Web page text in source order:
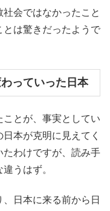
会ではなかったこと
は驚きだったようで
っていった日本
ことが、事実としてい
本が克明に見えてく
たわけですが、読み手
うはず。
日本に来る前から日